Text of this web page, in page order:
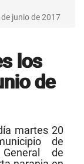
junio de 2017
los
de
martes 20
de
de